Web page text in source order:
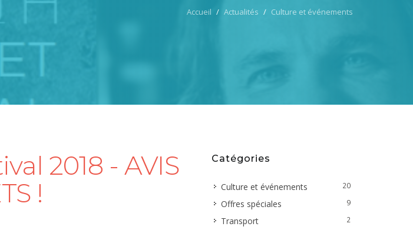
Accueil Actualités Culture et événements
2018 - AVIS
!
Catégories
Culture et événements 20
Offres spéciales 9
Transport 2